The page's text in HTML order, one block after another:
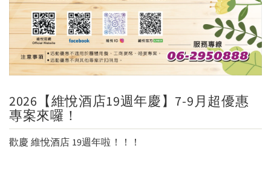
2026【維悅酒店19週年慶】7-9月超優惠
專案來囉！
歡慶 維悅酒店 19週年啦！！！